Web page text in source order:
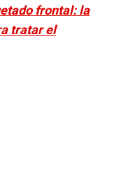
frontal: la
tratar el